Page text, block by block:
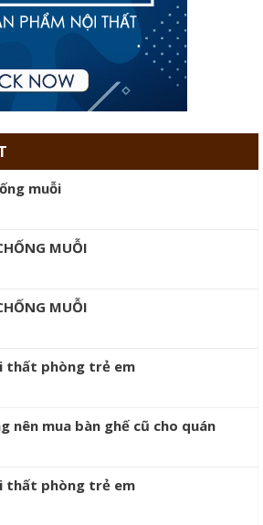
muỗi
MUỖI
MUỖI
thất phòng trẻ em
nên mua bàn ghế cũ cho quán
thất phòng trẻ em